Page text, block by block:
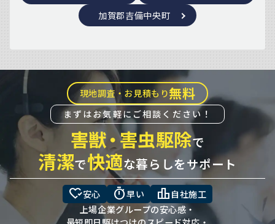
加賀郡吉備中央町
現地調査・お見積もり無料
まずはお気軽にご相談ください！
害獣・害虫駆除で
清潔で快適な暮らしをサポート
heart_check安心 timer早い leaderboard 自社施工
上場企業グループの安心感・